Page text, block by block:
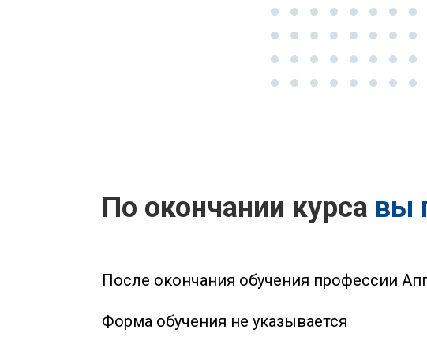
По окончании курса вы
После окончания обучения профессии
Форма обучения не указывается